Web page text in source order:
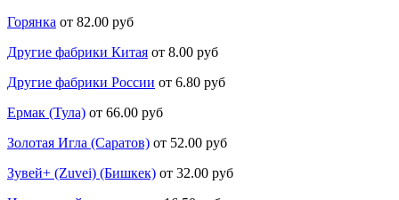
Горянка от 82.00 руб
Другие фабрики Китая от 8.00 руб
Другие фабрики России от 6.80 руб
Ермак (Тула) от 66.00 руб
Золотая Игла (Саратов) от 52.00 руб
Зувей+ (Zuvei) (Бишкек) от 32.00 руб